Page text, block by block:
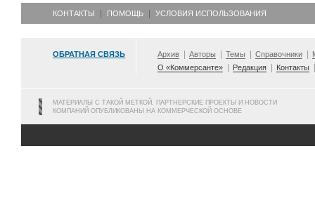
КОНТАКТЫ ПОМОЩЬ УСЛОВИЯ ИСПОЛЬЗОВАНИЯ
ОБРАТНАЯ СВЯЗЬ Архив Авторы Темы Справочники
О «Коммерсанте»
Редакция Контакты
МАТЕРИАЛЫ С ТАКОЙ МЕТКОЙ, ПАРТНЕРСКИЕ ПРОЕКТЫ И НОВОСТИ
КОМПАНИЙ ОПУБЛИКОВАНЫ НА КОММЕРЧЕСКОЙ ОСНОВЕ